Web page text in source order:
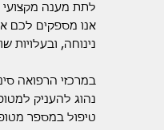
לתת מענה מקצועי
אנו מספקים לכם
נינוחה,
במרכזי הרפואה
נהוג להעניק
טיפול במספר